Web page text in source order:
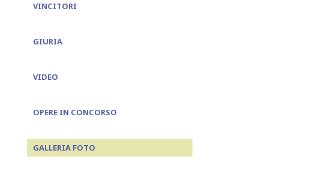
VINCITORI
GIURIA
VIDEO
OPERE IN CONCORSO
GALLERIA FOTO